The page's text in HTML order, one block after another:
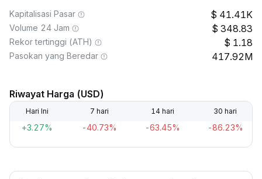
Kapitalisasi Pasar 41.41K
Volume 24 Jam 348.83
Rekor tertinggi (ATH) 1.18
Pasokan yang Beredar 417.92M
Riwayat Harga (USD)
Hari Ini 7 hari 14 hari 30 hari
+3.27% -40.73% -63.45% -86.23%